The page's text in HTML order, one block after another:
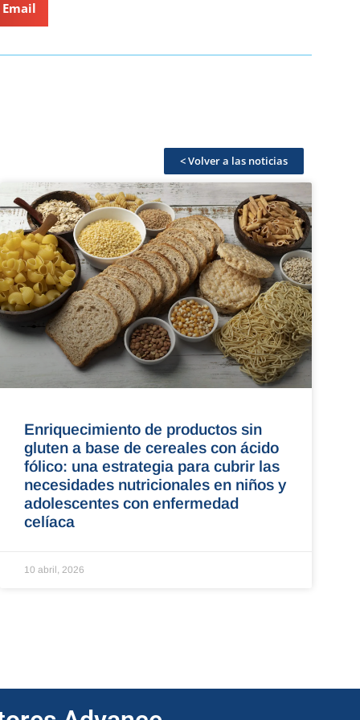
Email
< Volver a las noticias
Enriquecimiento de productos sin
gluten a base de cereales con ácido
fólico: una estrategia para cubrir las
necesidades nutricionales en niños y
adolescentes con enfermedad
celíaca
10 abril, 2026